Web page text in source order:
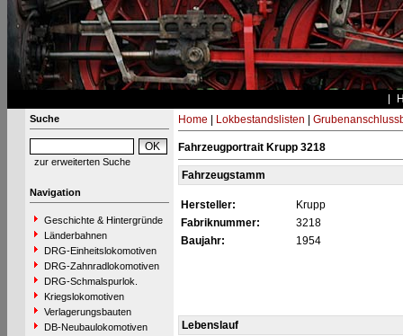
Suche
zur erweiterten Suche
Navigation
Geschichte & Hintergründe
Länderbahnen
DRG-Einheitslokomotiven
DRG-Zahnradlokomotiven
DRG-Schmalspurlok.
Kriegslokomotiven
Verlagerungsbauten
DB-Neubaulokomotiven
Home Lokbestandslisten
Fahrzeugportrait Krupp 3218
Fahrzeugstamm
Hersteller:
Krupp
Fabriknummer:
3218
Baujahr:
1954
Lebenslauf